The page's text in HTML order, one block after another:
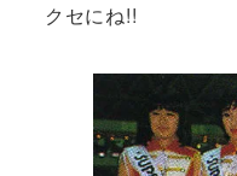
クセにね!!